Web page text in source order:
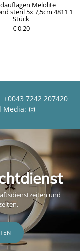
Melolite
steril 5x 7,5cm 4811 1
Stück
€ 0,20
| +0043 7242 207420
Media:
und